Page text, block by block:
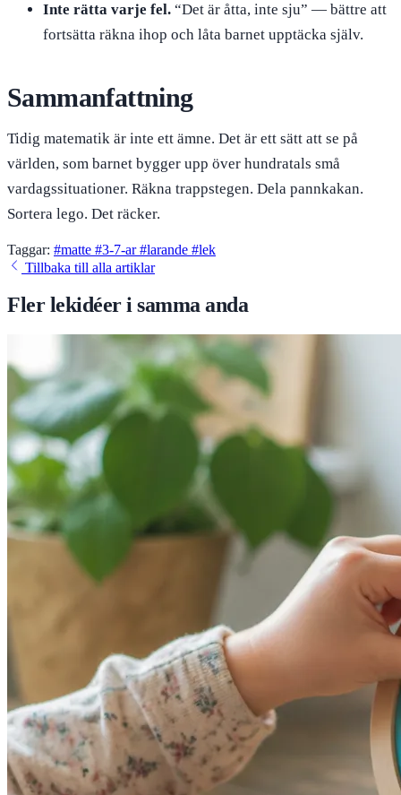
Inte rätta varje fel. “Det är åtta, inte sju” — bättre att
fortsätta räkna ihop och låta barnet upptäcka själv.
Sammanfattning
Tidig matematik är inte ett ämne. Det är ett sätt att se på
världen, som barnet bygger upp över hundratals små
vardagssituationer. Räkna trappstegen. Dela pannkakan.
Sortera lego. Det räcker.
Taggar: #matte #3-7-ar#larande #lek
Tillbaka till alla artiklar
Fler lekidéer i samma anda